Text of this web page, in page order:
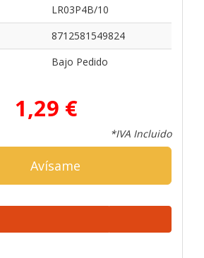
LR03P4B/10
8712581549824
Bajo Pedido
1,29 €
*IVA Incluido
Avísame